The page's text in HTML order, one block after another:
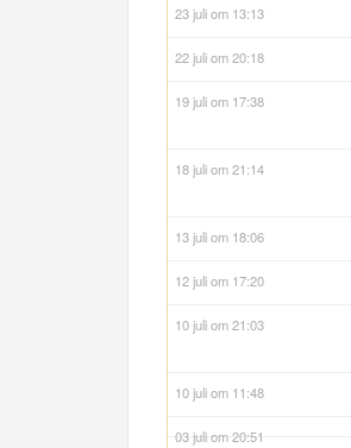
23 juli om 13:13
22 juli om 20:18
19 juli om 17:38
18 juli om 21:14
13 juli om 18:06
12 juli om 17:20
10 juli om 21:03
10 juli om 11:48
03 juli om 20:51